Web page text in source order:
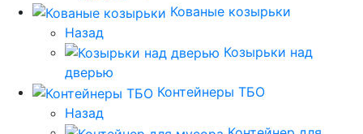
Кованые козырьки
Назад
Козырьки над
дверью
Контейнеры ТБО
Назад